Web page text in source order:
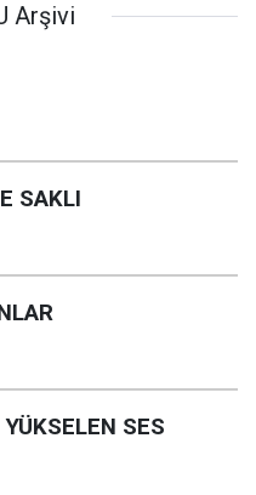
Arşivi
SAKLI
SES